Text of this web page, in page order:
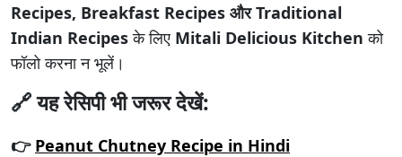
Recipes, Breakfast Recipes और Traditional
Indian Recipesके लिए Mitali Delicious Kitchen को
फॉलो करना न भूलें।
🔗 यह रेसिपी भी जरूर देखें:
👉 Peanut Chutney Recipe in Hindi